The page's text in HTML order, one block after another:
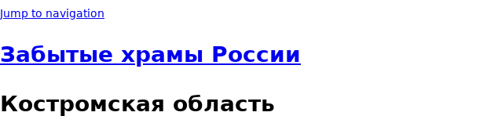
Jump to navigation
Забытые храмы России
Костромская область